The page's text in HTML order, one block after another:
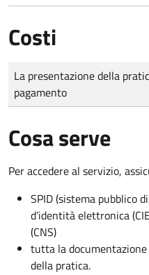
Costi
Tipo di pagamento
Importo
La presentazione della
pagamento
Cosa serve
Per accedere al servizio,
SPID (sistema pubblico
d’identità elettronica
(CNS)
tutta la
della pratica.